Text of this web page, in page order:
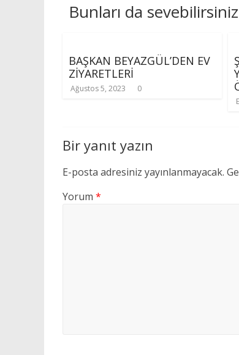
Bunları da sevebilirsiniz
BAŞKAN BEYAZGÜL’DEN EV
ZİYARETLERİ
Ağustos 5, 2023 0
Bir yanıt yazın
E-posta adresiniz yayınlanmayacak.
Yorum *